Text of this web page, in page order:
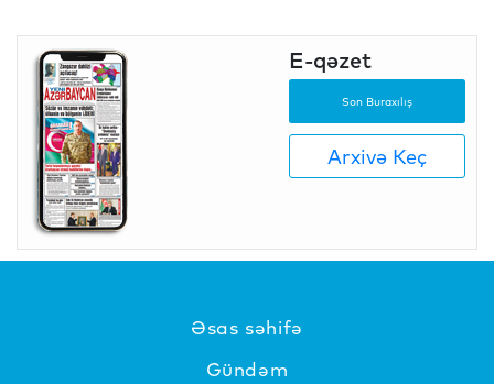
E-qəzet
Son Buraxılış
Arxivə Keç
Əsas səhifə
Gündəm